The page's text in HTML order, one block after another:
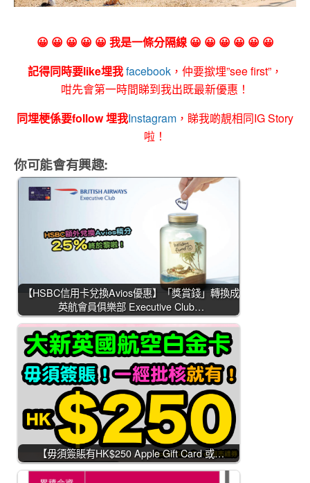
😀 😀 😀 😀 😀 我是一條分隔線 😀 😀 😀 😀 😀 😀
記得同時要like埋我facebook ，仲要撳埋”see first”，
咁先會第一時間睇到我出既最新優惠！
同埋梗係要follow 埋我Instagram ，睇我啲靚相同IG Story
啦！
你可能會有興趣:
【HSBC信用卡兌換Avios優惠】「獎賞錢」轉換成
英航會員俱樂部 Executive Club…
【毋須簽賬有HK$250 Apple Gift Card 或…